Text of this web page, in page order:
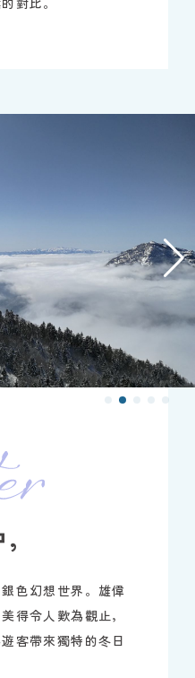
色幻想世界。雄偉
得令人歎為觀止，
客帶來獨特的冬日